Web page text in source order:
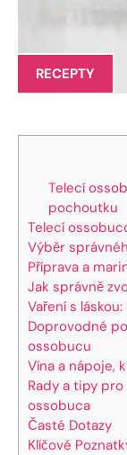
RECEPTY
Telecí
pochoutku
Telecí
Výběr
Příprava a
Jak správně
Vaření s
Doprovodné
ossobucu
Vína a nápoje,
Rady a tipy
ossobuca
Časté Dotazy
Klíčové